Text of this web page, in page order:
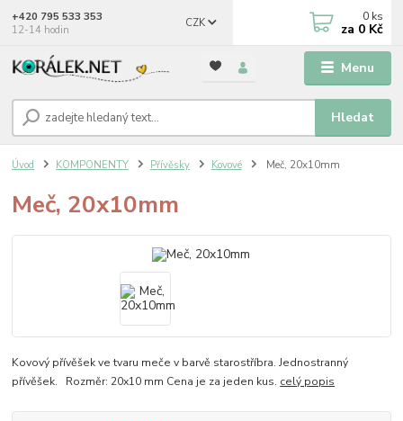
Menu
CZK
Hledat
+420 795 533 353
12-14 hodin
0 ks
za 0 Kč
Úvod KOMPONENTY Přívěsky Kovové Meč, 20x10mm
Meč, 20x10mm
Kovový přívěšek ve tvaru meče v barvě starostříbra. Jednostranný
přívěšek. Rozměr: 20x10 mm Cena je za jeden kus. celý popis